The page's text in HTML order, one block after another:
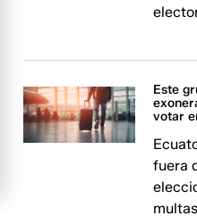
Este
votar
fuera